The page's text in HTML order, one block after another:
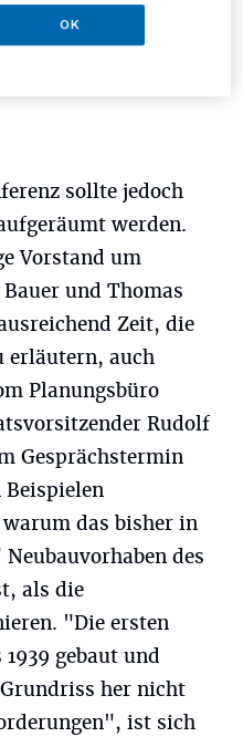
Straße sollen durch
sollte jedoch
werden.
Vorstand um
und Thomas
Zeit, die
erläutern, auch
Planungsbüro
Rudolf
Gesprächstermin
Beispielen
das bisher in
des
als die
"Die ersten
gebaut und
her nicht
ist sich
OK